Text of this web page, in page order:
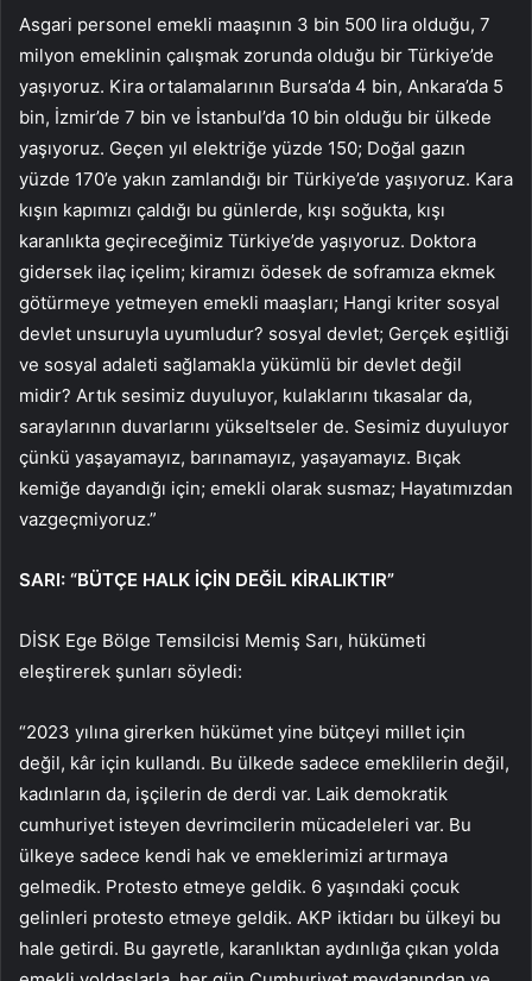
Asgari personel emekli maaşının 3 bin 500 lira olduğu, 7
milyon emeklinin çalışmak zorunda olduğu bir Türkiye’de
yaşıyoruz. Kira ortalamalarının Bursa’da 4 bin, Ankara’da 5
bin, İzmir’de 7 bin ve İstanbul’da 10 bin olduğu bir ülkede
yaşıyoruz. Geçen yıl elektriğe yüzde 150; Doğal gazın
yüzde 170’e yakın zamlandığı bir Türkiye’de yaşıyoruz. Kara
kışın kapımızı çaldığı bu günlerde, kışı soğukta, kışı
karanlıkta geçireceğimiz Türkiye’de yaşıyoruz. Doktora
gidersek ilaç içelim; kiramızı ödesek de soframıza ekmek
götürmeye yetmeyen emekli maaşları; Hangi kriter sosyal
devlet unsuruyla uyumludur? sosyal devlet; Gerçek eşitliği
ve sosyal adaleti sağlamakla yükümlü bir devlet değil
midir? Artık sesimiz duyuluyor, kulaklarını tıkasalar da,
saraylarının duvarlarını yükseltseler de. Sesimiz duyuluyor
çünkü yaşayamayız, barınamayız, yaşayamayız. Bıçak
kemiğe dayandığı için; emekli olarak susmaz; Hayatımızdan
vazgeçmiyoruz.”
SARI: “BÜTÇE HALK İÇİN DEĞİL KİRALIKTIR”
DİSK Ege Bölge Temsilcisi Memiş Sarı, hükümeti
eleştirerek şunları söyledi:
“2023 yılına girerken hükümet yine bütçeyi millet için
değil, kâr için kullandı. Bu ülkede sadece emeklilerin değil,
kadınların da, işçilerin de derdi var. Laik demokratik
cumhuriyet isteyen devrimcilerin mücadeleleri var. Bu
ülkeye sadece kendi hak ve emeklerimizi artırmaya
gelmedik. Protesto etmeye geldik. 6 yaşındaki çocuk
gelinleri protesto etmeye geldik. AKP iktidarı bu ülkeyi bu
hale getirdi. Bu gayretle, karanlıktan aydınlığa çıkan yolda